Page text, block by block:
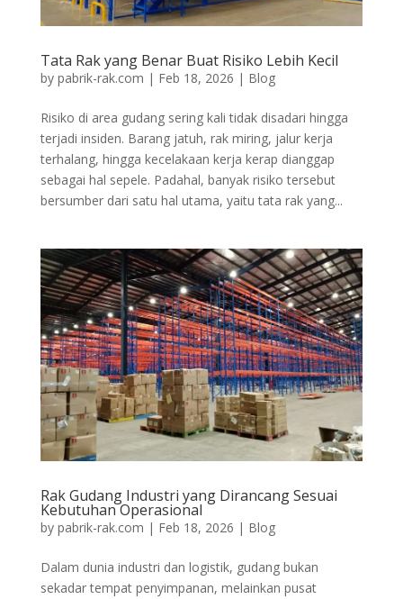
Tata Rak yang Benar Buat Risiko Lebih Kecil
by pabrik-rak.com | Feb 18, 2026 | Blog
Risiko di area gudang sering kali tidak disadari hingga
terjadi insiden. Barang jatuh, rak miring, jalur kerja
terhalang, hingga kecelakaan kerja kerap dianggap
sebagai hal sepele. Padahal, banyak risiko tersebut
bersumber dari satu hal utama, yaitu tata rak yang...
Rak Gudang Industri yang Dirancang Sesuai
Kebutuhan Operasional
by pabrik-rak.com | Feb 18, 2026 | Blog
Dalam dunia industri dan logistik, gudang bukan
sekadar tempat penyimpanan, melainkan pusat